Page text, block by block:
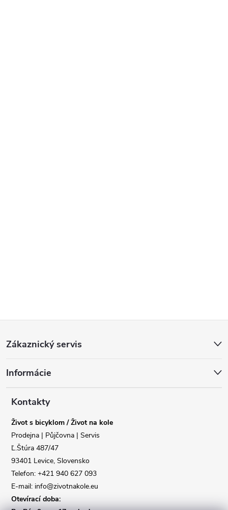
p
Zákaznický servis
Informácie
Kontakty
Život s bicyklom / Život na kole
Prodejna | Půjčovna | Servis
Ľ.Štúra 487/47
93401 Levice, Slovensko
Telefon: +421 940 627 093
E-mail: info@zivotnakole.eu
Otevírací doba: